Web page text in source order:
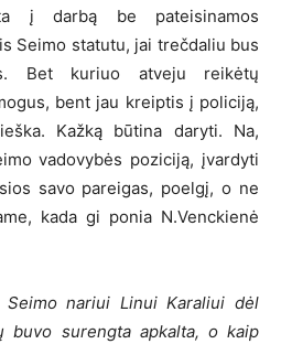
į darbą be pateisinamos
Seimo statutu, jai trečdaliu bus
Bet kuriuo atveju reikėtų
bent jau kreiptis į policiją,
Kažką būtina daryti. Na,
vadovybės poziciją, įvardyti
savo pareigas, poelgį, o ne
kada gi ponia N.Venckienė
Seimo nariui Linui Karaliui dėl
buvo surengta apkalta, o kaip